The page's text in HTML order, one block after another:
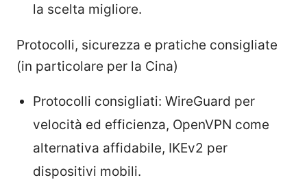
la scelta migliore.
Protocolli, sicurezza e pratiche consigliate
(in particolare per la Cina)
Protocolli consigliati: WireGuard per
velocità ed efficienza, OpenVPN come
alternativa affidabile, IKEv2 per
dispositivi mobili.